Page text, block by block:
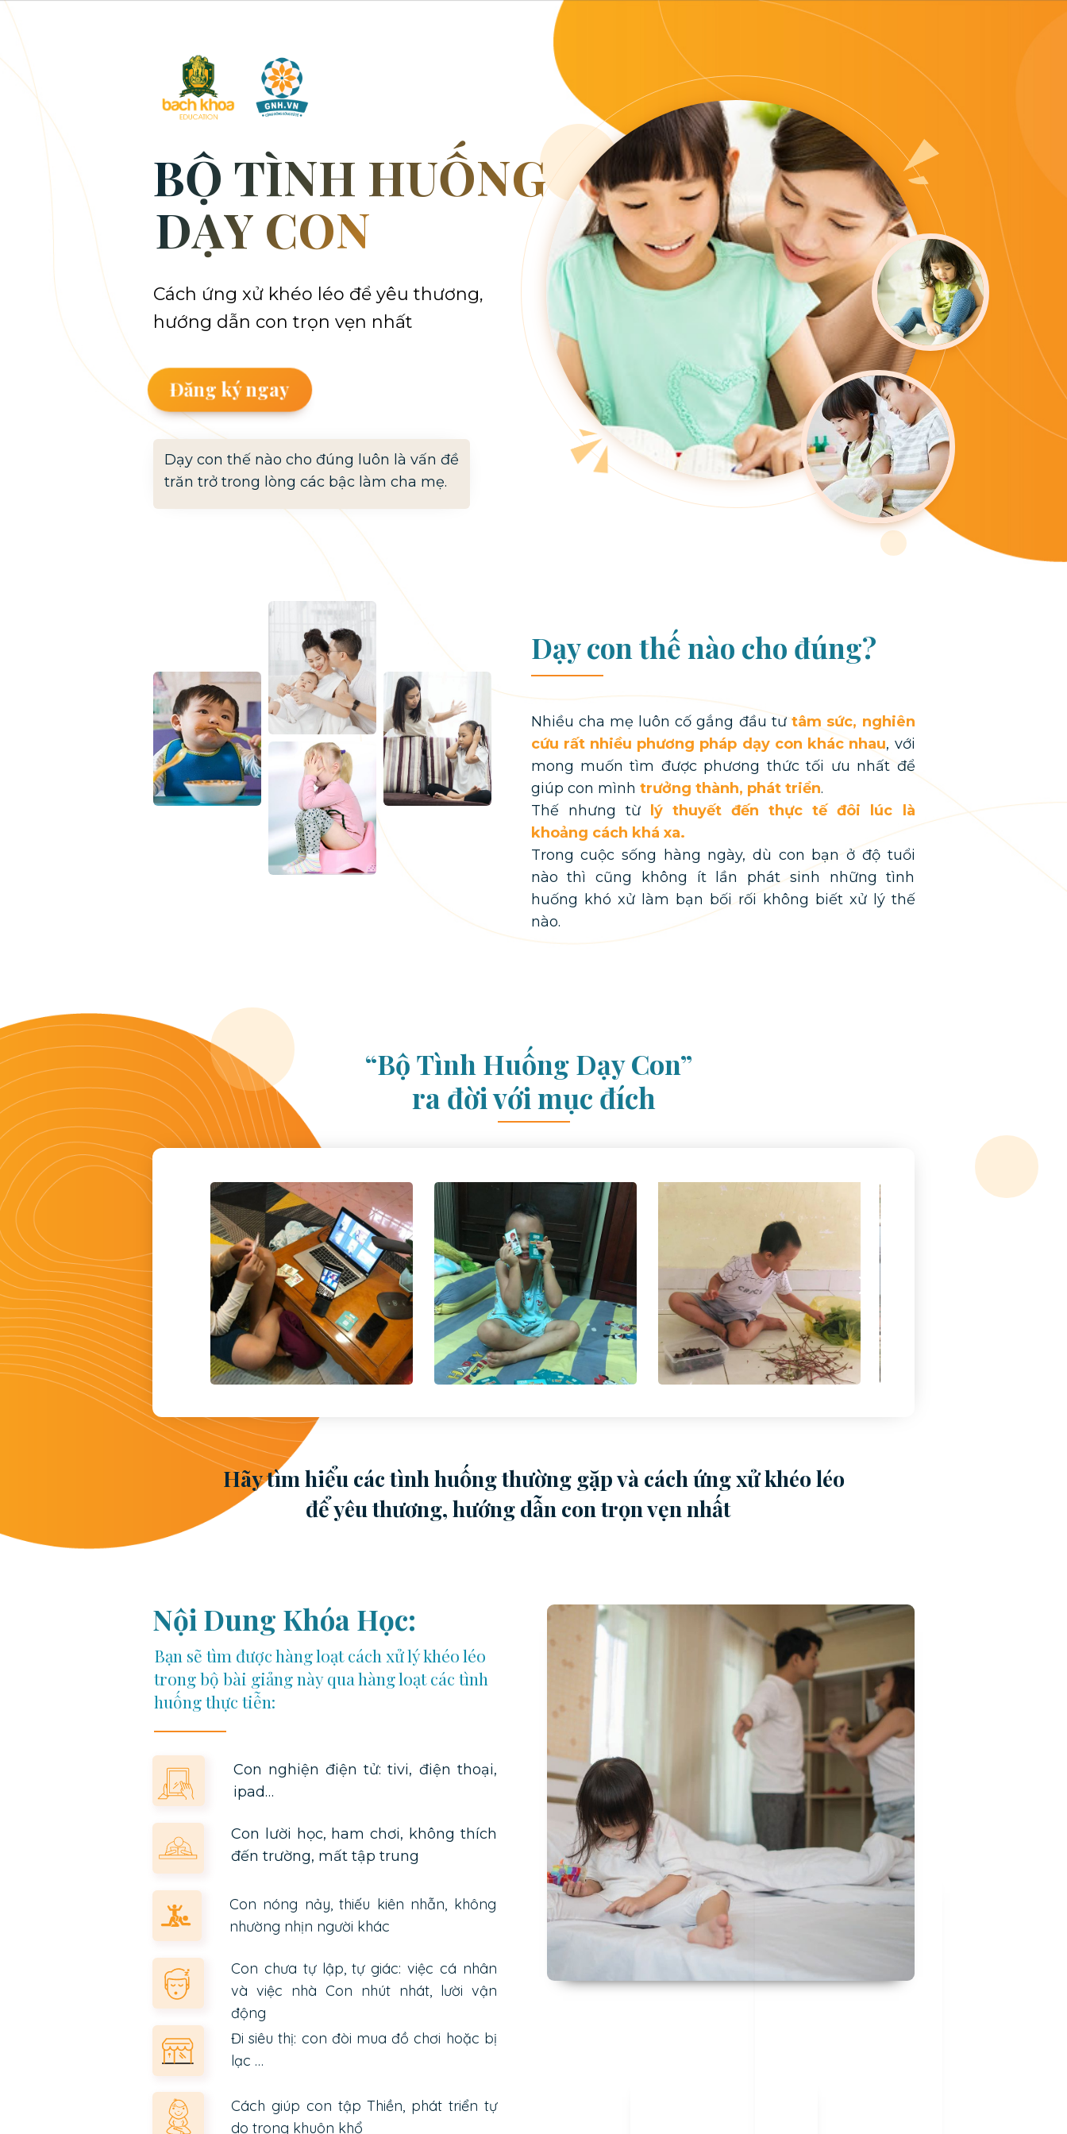
Đăng ký ngay
Dạy con thế nào cho đúng luôn là vấn đề
trăn trở trong lòng các bậc làm cha mẹ.
BỘ TÌNH HUỐNG
DẠY CON
Nhiều cha mẹ luôn cố gắng đầu tưtâm sức, nghiên
cứu rất nhiều phương pháp dạy con khác nhau, với
mong muốn tìm được phương thức tối ưu nhất để
giúp con mình trưởng thành, phát triển.
Thế nhưng từ lý thuyết đến thực tế đôi lúc là
khoảng cách khá xa.
Trong cuộc sống hàng ngày, dù con bạn ở độ tuổi
nào thì cũng không ít lần phát sinh những tình
huống khó xử làm bạn bối rối không biết xử lý thế
nào.
Dạy con thế nào cho đúng?
Cách ứng xử khéo léo để yêu thương,
hướng dẫn con trọn vẹn nhất
“Bộ Tình Huống Dạy Con”
ra đời với mục đích
Hãy tìm hiểu các tình huống thường gặp và cách ứng xử khéo léo
để yêu thương, hướng dẫn con trọn vẹn nhất
Nội Dung Khóa Học:
Bạn sẽ tìm được hàng loạt cách xử lý khéo léo
trong bộ bài giảng này qua hàng loạt các tình
huống thực tiễn:
Con nghiện điện tử: tivi, điện thoại,
ipad…
Con lười học, ham chơi, không thích
đến trường, mất tập trung
Con nóng nảy, thiếu kiên nhẫn, không
nhường nhịn người khác
Con chưa tự lập, tự giác: việc cá nhân
và việc nhà Con nhút nhát, lười vận
động
Đi siêu thị: con đòi mua đồ chơi hoặc bị
lạc …
Cách giúp con tập Thiền, phát triển tự
do trong khuôn khổ